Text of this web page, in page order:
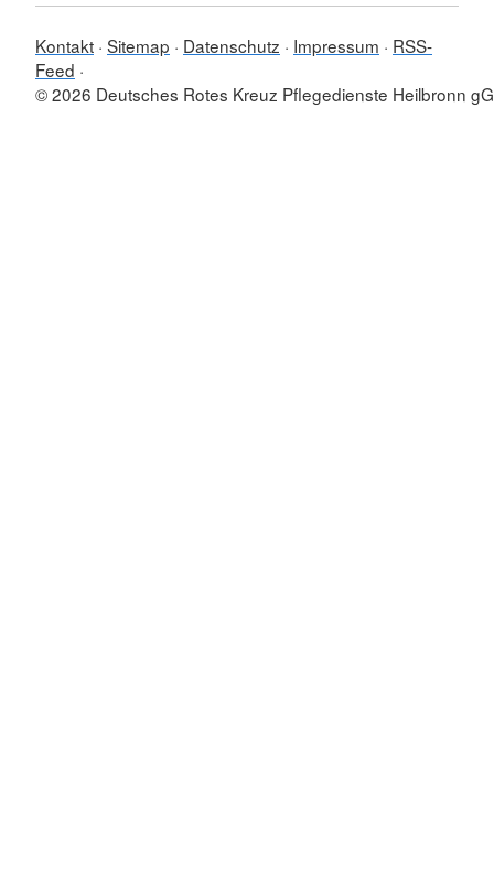
Kontakt Sitemap Datenschutz Impressum
RSS-
Feed
© 2026 Deutsches Rotes Kreuz Pflegedienste Heilbronn